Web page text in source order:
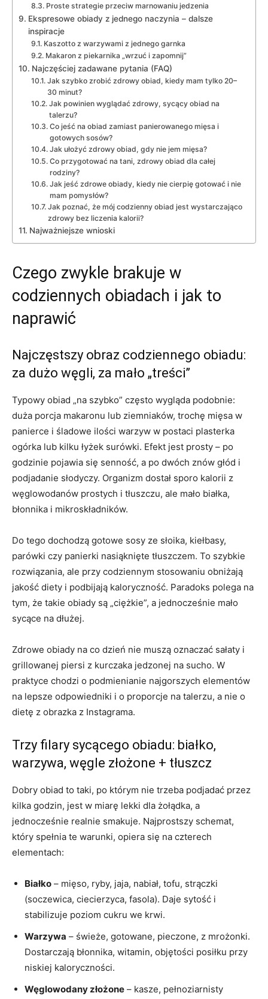
Proste strategie przeciw marnowaniu jedzenia
Ekspresowe obiady z jednego naczynia – dalsze
inspiracje
Kaszotto z warzywami z jednego garnka
Makaron z piekarnika „wrzuć i zapomnij”
Najczęściej zadawane pytania (FAQ)
Jak szybko zrobić zdrowy obiad, kiedy mam tylko 20–
30 minut?
Jak powinien wyglądać zdrowy, sycący obiad na
talerzu?
Co jeść na obiad zamiast panierowanego mięsa i
gotowych sosów?
Jak ułożyć zdrowy obiad, gdy nie jem mięsa?
Co przygotować na tani, zdrowy obiad dla całej
rodziny?
Jak jeść zdrowe obiady, kiedy nie cierpię gotować i nie
mam pomysłów?
Jak poznać, że mój codzienny obiad jest wystarczająco
zdrowy bez liczenia kalorii?
Najważniejsze wnioski
Czego zwykle brakuje w
codziennych obiadach i jak to
naprawić
Najczęstszy obraz codziennego obiadu:
za dużo węgli, za mało „treści”
Typowy obiad „na szybko” często wygląda podobnie:
duża porcja makaronu lub ziemniaków, trochę mięsa w
panierce i śladowe ilości warzyw w postaci plasterka
ogórka lub kilku łyżek surówki. Efekt jest prosty – po
godzinie pojawia się senność, a po dwóch znów głód i
podjadanie słodyczy. Organizm dostał sporo kalorii z
węglowodanów prostych i tłuszczu, ale mało białka,
błonnika i mikroskładników.
Do tego dochodzą gotowe sosy ze słoika, kiełbasy,
parówki czy panierki nasiąknięte tłuszczem. To szybkie
rozwiązania, ale przy codziennym stosowaniu obniżają
jakość diety i podbijają kaloryczność. Paradoks polega na
tym, że takie obiady są „ciężkie”, a jednocześnie mało
sycące na dłużej.
Zdrowe obiady na co dzień nie muszą oznaczać sałaty i
grillowanej piersi z kurczaka jedzonej na sucho. W
praktyce chodzi o podmienianie najgorszych elementów
na lepsze odpowiedniki i o proporcje na talerzu, a nie o
dietę z obrazka z Instagrama.
Trzy filary sycącego obiadu: białko,
warzywa, węgle złożone + tłuszcz
Dobry obiad to taki, po którym nie trzeba podjadać przez
kilka godzin, jest w miarę lekki dla żołądka, a
jednocześnie realnie smakuje. Najprostszy schemat,
który spełnia te warunki, opiera się na czterech
elementach:
Białko – mięso, ryby, jaja, nabiał, tofu, strączki
(soczewica, ciecierzyca, fasola). Daje sytość i
stabilizuje poziom cukru we krwi.
Warzywa – świeże, gotowane, pieczone, z mrożonki.
Dostarczają błonnika, witamin, objętości posiłku przy
niskiej kaloryczności.
Węglowodany złożone – kasze, pełnoziarnisty